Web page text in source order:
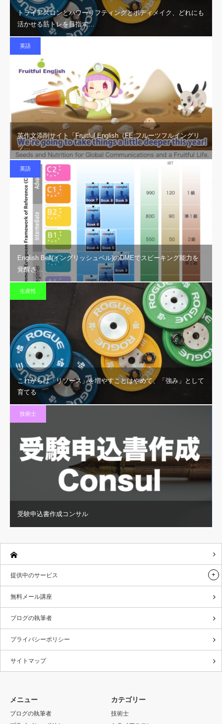
トライアスロンとパワーリフティングとボディメイク、どれにも
活かせる筋トレを目指す…
英語
英作文添削サイト「Fruitful English（FE:フルーツフルイングリ
ッ…
英語
English Bell(イングリッシュベル)のDMEでスピーキング能力を
覚醒さ…
生産性
これからは「リソース」を増やすことはやめて、「強み」として
育てる
技術士
受験申込書作成コンサル
提供中のサービス
無料メール講座
ブログの執筆者
プライバシーポリシー
サイトマップ
メニュー
ブログの執筆者
カテゴリー
技術士